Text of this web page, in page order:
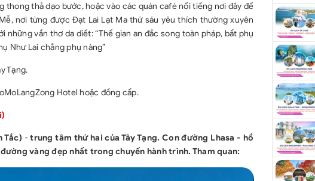
thả dạo bước, hoặc vào các quán café nổi tiếng nơi đây để
nơi từng được Đạt Lai Lạt Ma thứ sáu yêu thích thường xuyên
vần thơ da diết: “Thế gian an đắc song toàn pháp, bất phụ
Như Lai chẳng phụ nàng”
Tạng.
Hotel hoặc đồng cấp.
Tắc) -trung tâm thứ hai của Tây Tạng. Con đường Lhasa - hồ
vàng đẹp nhất trong chuyến hành trình. Tham quan: